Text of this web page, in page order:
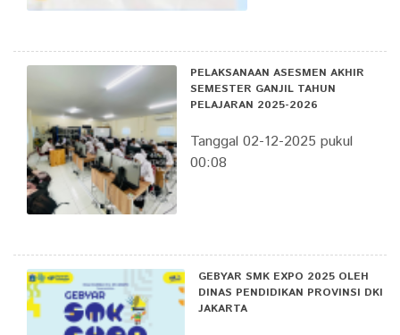
PELAKSANAAN ASESMEN AKHIR
SEMESTER GANJIL TAHUN
PELAJARAN 2025-2026
Tanggal 02-12-2025 pukul
00:08
GEBYAR SMK EXPO 2025 OLEH
DINAS PENDIDIKAN PROVINSI DKI
JAKARTA